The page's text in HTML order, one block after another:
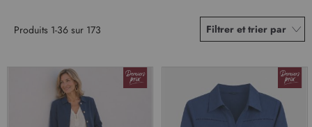
Produits 1-36 sur 173 Filtrer et trier par